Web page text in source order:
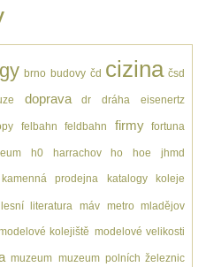
brno budovy čd cizina čsd
doprava dr dráha eisenertz
felbahn feldbahn firmy fortuna
h0 harrachov ho hoe jhmd
kamenná prodejna katalogy koleje
lesní literatura máv metro mladějov
kolejiště modelové velikosti
muzeum muzeum polních železnic